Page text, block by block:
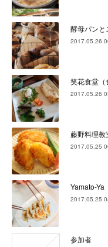
酵母パン
2017.05.26
笑花食堂（
2017.05.26
藤野料理教
2017.05.25
Yamato-Ya
2017.05.25
参加者